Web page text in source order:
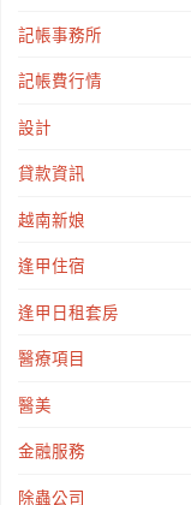
記帳事務所
記帳費行情
設計
貸款資訊
越南新娘
逢甲住宿
逢甲日租套房
醫療項目
醫美
金融服務
除蟲公司